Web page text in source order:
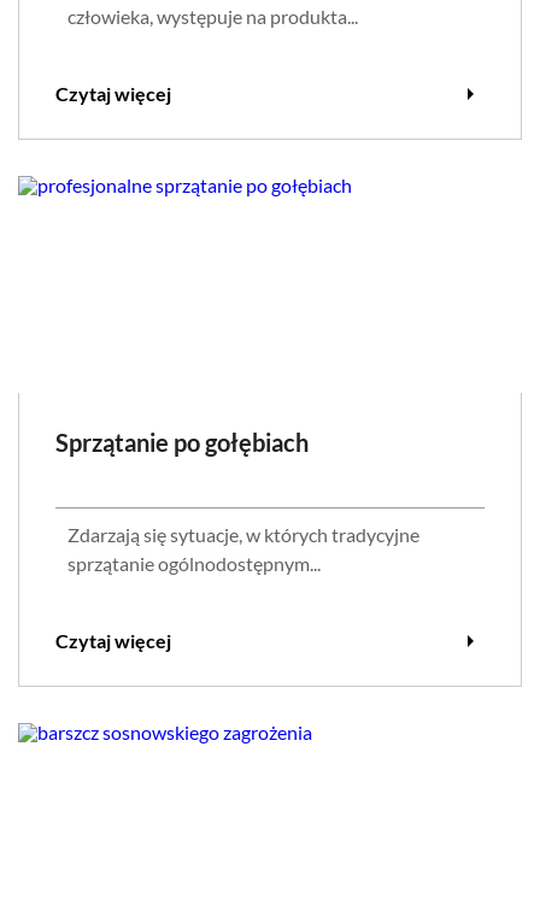
człowieka, występuje na produkta...
Czytaj więcej arrow_right
Sprzątanie po gołębiach
Zdarzają się sytuacje, w których tradycyjne
sprzątanie ogólnodostępnym...
Czytaj więcej arrow_right